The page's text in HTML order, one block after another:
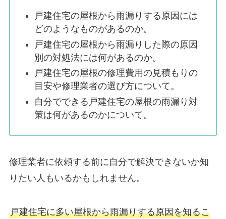
戸建住宅の屋根から雨漏りする原因には
どのようなものがあるのか。
戸建住宅の屋根から雨漏りした際の原因
別の対処法には何があるのか。
戸建住宅の屋根の修理費用の見積もりの
目安や修理業者の選び方について。
自分でできる戸建住宅の屋根の雨漏り対
策は何があるのかについて。
修理業者に依頼する前に自分で解決できないか知
りたい人もいるかもしれません。
戸建住宅に多い屋根から雨漏りする原因を知るこ